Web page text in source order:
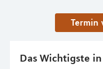
Das Wichtigste